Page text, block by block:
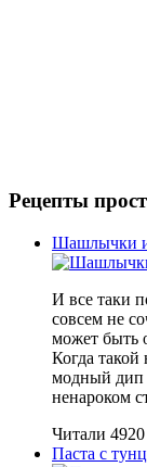
Рецепты
Шашлычки
И все таки
совсем не
может быть
Когда
модный дип
ненароком
Читали 4920
Паста с